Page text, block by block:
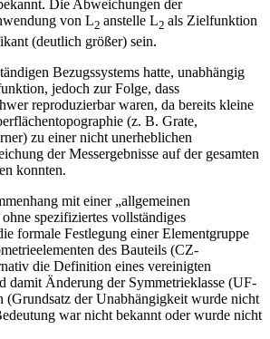
Die Abweichungen der
von L2 anstelle L2 als Zielfunktion
(deutlich größer) sein.
Bezugssystems hatte, unabhängig
jedoch zur Folge, dass
reproduzierbar waren, da bereits kleine
(z. B. Grate,
zu einer nicht unerheblichen
der Messergebnisse auf der gesamten
konnten.
mit einer „allgemeinen
spezifiziertes vollständiges
formale Festlegung einer Elementgruppe
des Bauteils (CZ-
die Definition eines vereinigten
damit Änderung der Symmetrieklasse (UF-
(Grundsatz der Unabhängigkeit wurde nicht
war nicht bekannt oder wurde nicht